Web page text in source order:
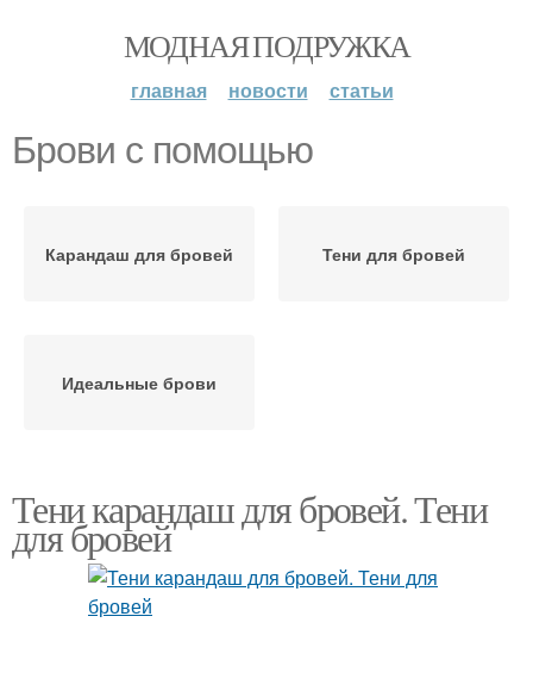
МОДНАЯ ПОДРУЖКА
главная новости статьи
Брови с помощью
Карандаш для бровей Тени для бровей
Идеальные брови
Тени карандаш для бровей. Тени
для бровей